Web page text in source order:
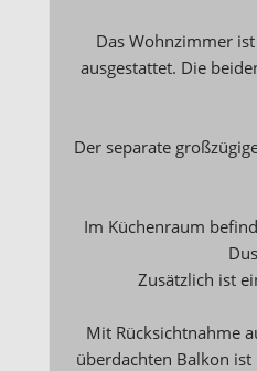
Das Wohnzimmer
ausgestattet. Die
Der separate
Im Küchenraum
Zusätzlich ist
Mit Rücksichtnahme
überdachten Balkon